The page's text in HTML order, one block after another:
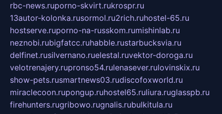
rbc-news.ruporno-skvirt.rukrospr.ru
13autor-kolonka.rusormol.ru2rich.ruhostel-65.ru
hostserve.ruporno-na-russkom.rumishinlab.ru
neznobi.rubigfatcc.ruhabble.rustarbucksvia.ru
delfinet.rusilvernano.ruelestal.ruvektor-doroga.ru
velotrenajery.rupronso54.rulenasever.rulovinskix.ru
show-pets.rusmartnews03.rudiscofoxworld.ru
miraclecoon.rupongup.ruhostel65.ruliura.ruglasspb.ru
firehunters.rugribowo.rugnalis.rubulkitula.ru